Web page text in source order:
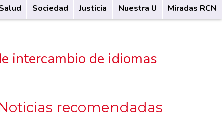
Sociedad Justicia Nuestra U Miradas RCN
intercambio de idiomas
recomendadas